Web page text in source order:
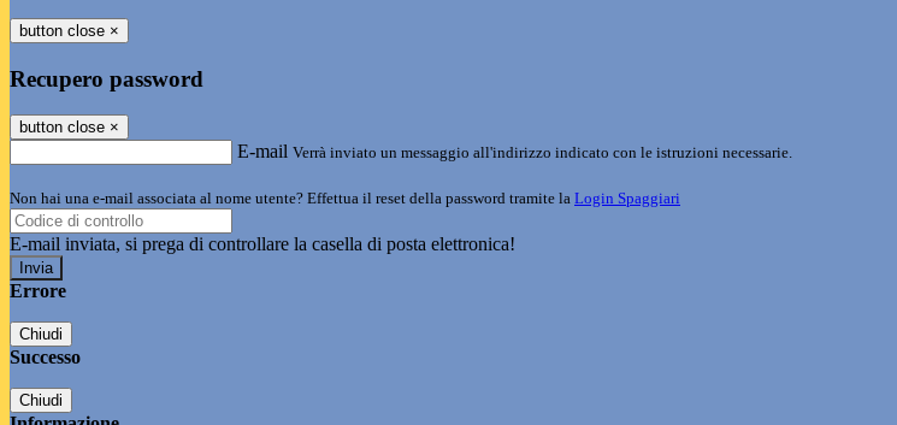
button close ×
Recupero password
button close ×
E-mail Verrà inviato un messaggio all'indirizzo indicato con le istruzioni necessarie.
Non hai una e-mail associata al nome utente? Effettua il reset della password tramite la Login Spaggiari
E-mail inviata, si prega di controllare la casella di posta elettronica!
Errore
Chiudi
Successo
Chiudi